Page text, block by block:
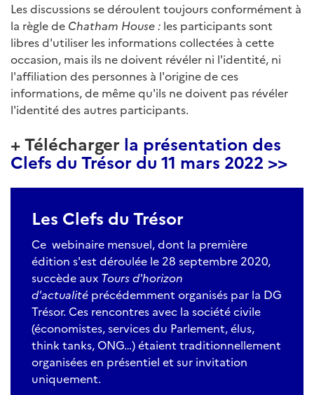
Les discussions se déroulent toujours conformément à
la règle de Chatham House : les participants sont
libres d'utiliser les informations collectées à cette
occasion, mais ils ne doivent révéler ni l'identité, ni
l'affiliation des personnes à l'origine de ces
informations, de même qu'ils ne doivent pas révéler
l'identité des autres participants.
+ Télécharger la présentation des
Clefs du Trésor du 11 mars 2022 >>
Les Clefs du Trésor
Ce webinaire mensuel, dont la première
édition s'est déroulée le 28 septembre 2020,
succède aux Tours d'horizon
d'actualité précédemment organisés par la DG
Trésor. Ces rencontres avec la société civile
(économistes, services du Parlement, élus,
think tanks, ONG…) étaient traditionnellement
organisées en présentiel et sur invitation
uniquement.